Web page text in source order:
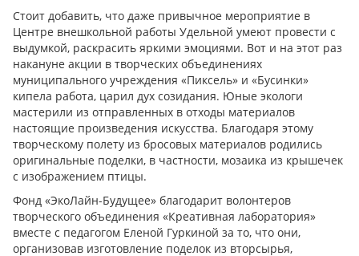
Стоит добавить, что даже привычное мероприятие в
Центре внешкольной работы Удельной умеют провести с
выдумкой, раскрасить яркими эмоциями. Вот и на этот раз
накануне акции в творческих объединениях
муниципального учреждения «Пиксель» и «Бусинки»
кипела работа, царил дух созидания. Юные экологи
мастерили из отправленных в отходы материалов
настоящие произведения искусства. Благодаря этому
творческому полету из бросовых материалов родились
оригинальные поделки, в частности, мозаика из крышечек
с изображением птицы.
Фонд «ЭкоЛайн-Будущее» благодарит волонтеров
творческого объединения «Креативная лаборатория»
вместе с педагогом Еленой Гуркиной за то, что они,
организовав изготовление поделок из вторсырья,